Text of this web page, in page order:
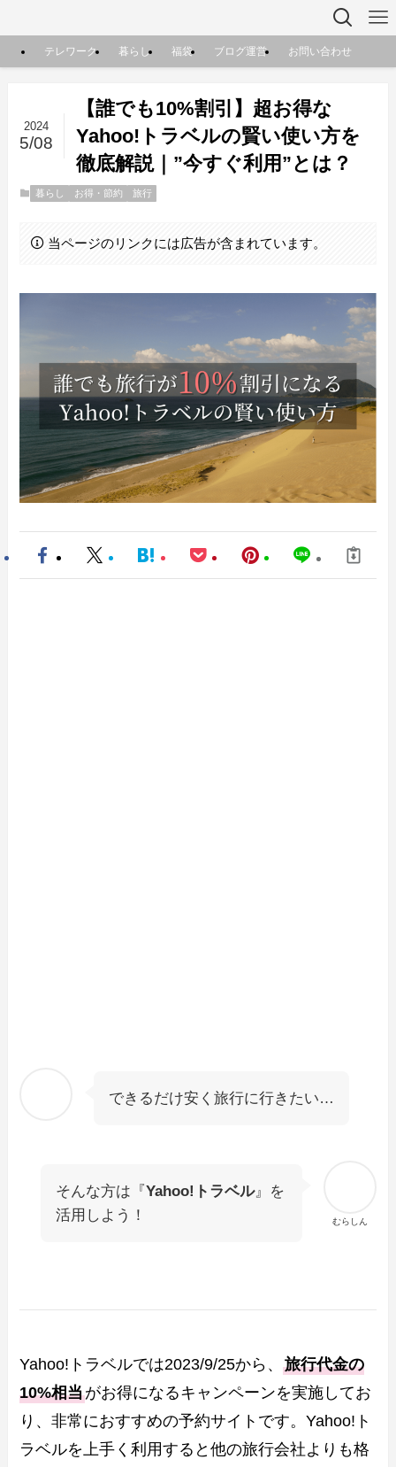
テレワーク 暮らし 福袋 ブログ運営 お問い合わせ
【誰でも10%割引】超お得な
Yahoo!トラベルの賢い使い方を
徹底解説｜”今すぐ利用”とは？
2024
5/08
暮らし お得・節約 旅行
当ページのリンクには広告が含まれています。
できるだけ安く旅行に行きたい…
むらしん
そんな方は『Yahoo!トラベル』を
活用しよう！
Yahoo!トラベルでは2023/9/25から、旅行代金の
10%相当がお得になるキャンペーンを実施してお
り、非常におすすめの予約サイトです。Yahoo!ト
ラベルを上手く利用すると他の旅行会社よりも格